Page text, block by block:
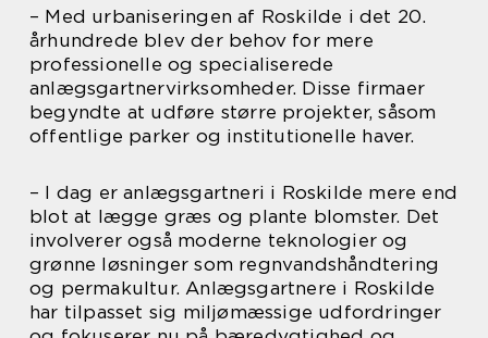
– Med urbaniseringen af Roskilde i det 20.
århundrede blev der behov for mere
professionelle og specialiserede
anlægsgartnervirksomheder. Disse firmaer
begyndte at udføre større projekter, såsom
offentlige parker og institutionelle haver.
– I dag er anlægsgartneri i Roskilde mere end
blot at lægge græs og plante blomster. Det
involverer også moderne teknologier og
grønne løsninger som regnvandshåndtering
og permakultur. Anlægsgartnere i Roskilde
har tilpasset sig miljømæssige udfordringer